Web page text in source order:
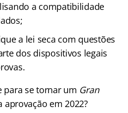
a compatibilidade
a lei seca com questões
dos dispositivos legais
para se tornar um Gran
em 2022?